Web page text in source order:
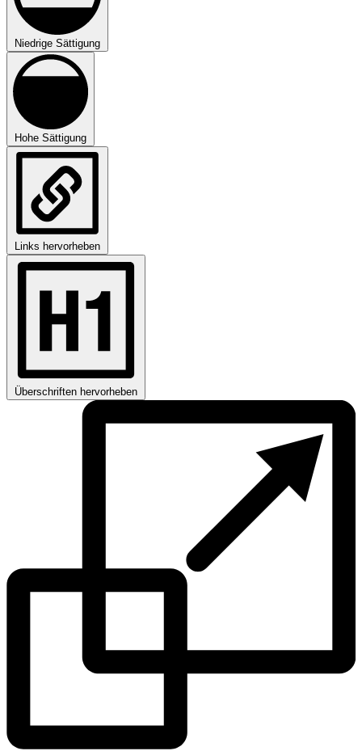
Niedrige Sättigung
Hohe Sättigung
Links hervorheben
Überschriften hervorheben